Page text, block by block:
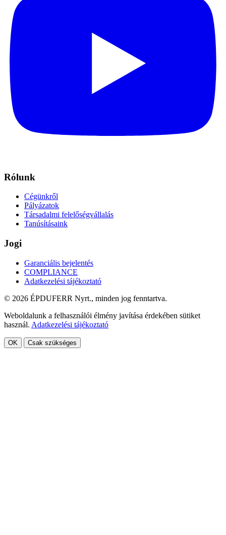
Rólunk
Cégünkről
Pályázatok
Társadalmi felelőségvállalás
Tanúsításaink
Jogi
Garanciális bejelentés
COMPLIANCE
Adatkezelési tájékoztató
© 2026 ÉPDUFERR Nyrt., minden jog fenntartva.
Weboldalunk a felhasználói élmény javítása érdekében sütiket
használ. Adatkezelési tájékoztató
OK Csak szükséges